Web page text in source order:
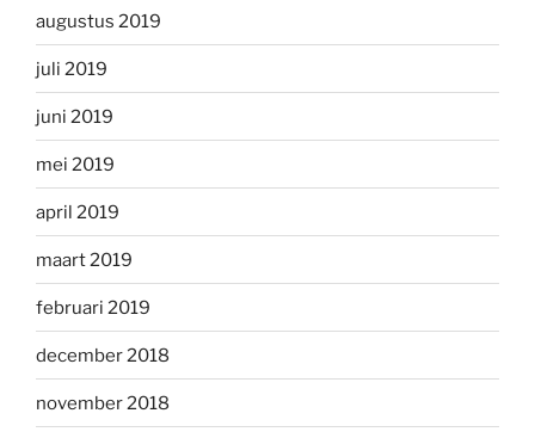
augustus 2019
juli 2019
juni 2019
mei 2019
april 2019
maart 2019
februari 2019
december 2018
november 2018